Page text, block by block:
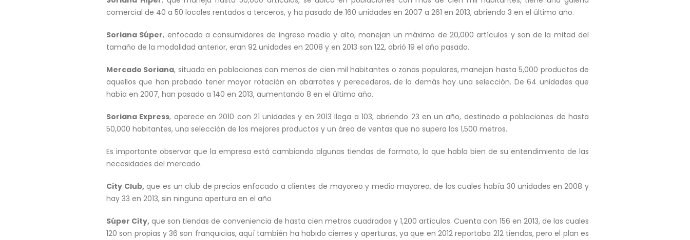
comercial de 40 a 50 locales rentados a terceros, y ha pasado de 160 unidades en 2007 a 261 en 2013, abriendo 3 en el último año.
Soriana Súper, enfocada a consumidores de ingreso medio y alto, manejan un máximo de 20,000 artículos y son de la mitad del
tamaño de la modalidad anterior, eran 92 unidades en 2008 y en 2013 son 122, abrió 19 el año pasado.
Mercado Soriana, situada en poblaciones con menos de cien mil habitantes o zonas populares, manejan hasta 5,000 productos de
aquellos que han probado tener mayor rotación en abarrotes y perecederos, de lo demás hay una selección. De 64 unidades que
había en 2007, han pasado a 140 en 2013, aumentando 8 en el último año.
Soriana Express, aparece en 2010 con 21 unidades y en 2013 llega a 103, abriendo 23 en un año, destinado a poblaciones de hasta
50,000 habitantes, una selección de los mejores productos y un área de ventas que no supera los 1,500 metros.
Es importante observar que la empresa está cambiando algunas tiendas de formato, lo que habla bien de su entendimiento de las
necesidades del mercado.
City Club,que es un club de precios enfocado a clientes de mayoreo y medio mayoreo, de las cuales había 30 unidades en 2008 y
hay 33 en 2013, sin ninguna apertura en el año
Súper City, que son tiendas de conveniencia de hasta cien metros cuadrados y 1,200 artículos. Cuenta con 156 en 2013, de las cuales
120 son propias y 36 son franquicias, aquí también ha habido cierres y aperturas, ya que en 2012 reportaba 212 tiendas, pero el plan es